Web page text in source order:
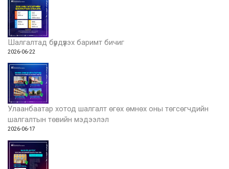
Шалгалтад бүрдүүлэх баримт бичиг
2026-06-22
Улаанбаатар хотод шалгалт өгөх өмнөх оны төгсөгчдийн
шалгалтын төвийн мэдээлэл
2026-06-17